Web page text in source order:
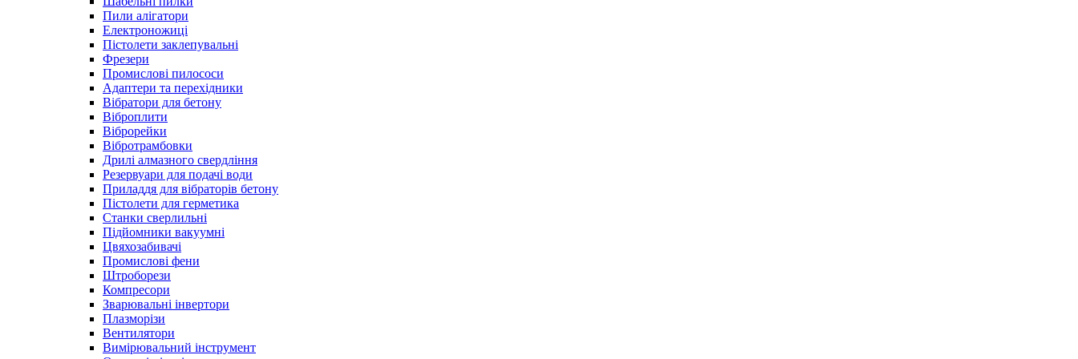
Пили алігатори
Електроножиці
Пістолети заклепувальні
Фрезери
Промислові пилососи
Адаптери та перехідники
Вібратори для бетону
Віброплити
Віброрейки
Вібротрамбовки
Дрилі алмазного свердління
Резервуари для подачі води
Приладдя для вібраторів бетону
Пістолети для герметика
Станки сверлильні
Підйомники вакуумні
Цвяхозабивачі
Промислові фени
Штроборези
Компресори
Зварювальні інвертори
Плазморізи
Вентилятори
Вимірювальний інструмент